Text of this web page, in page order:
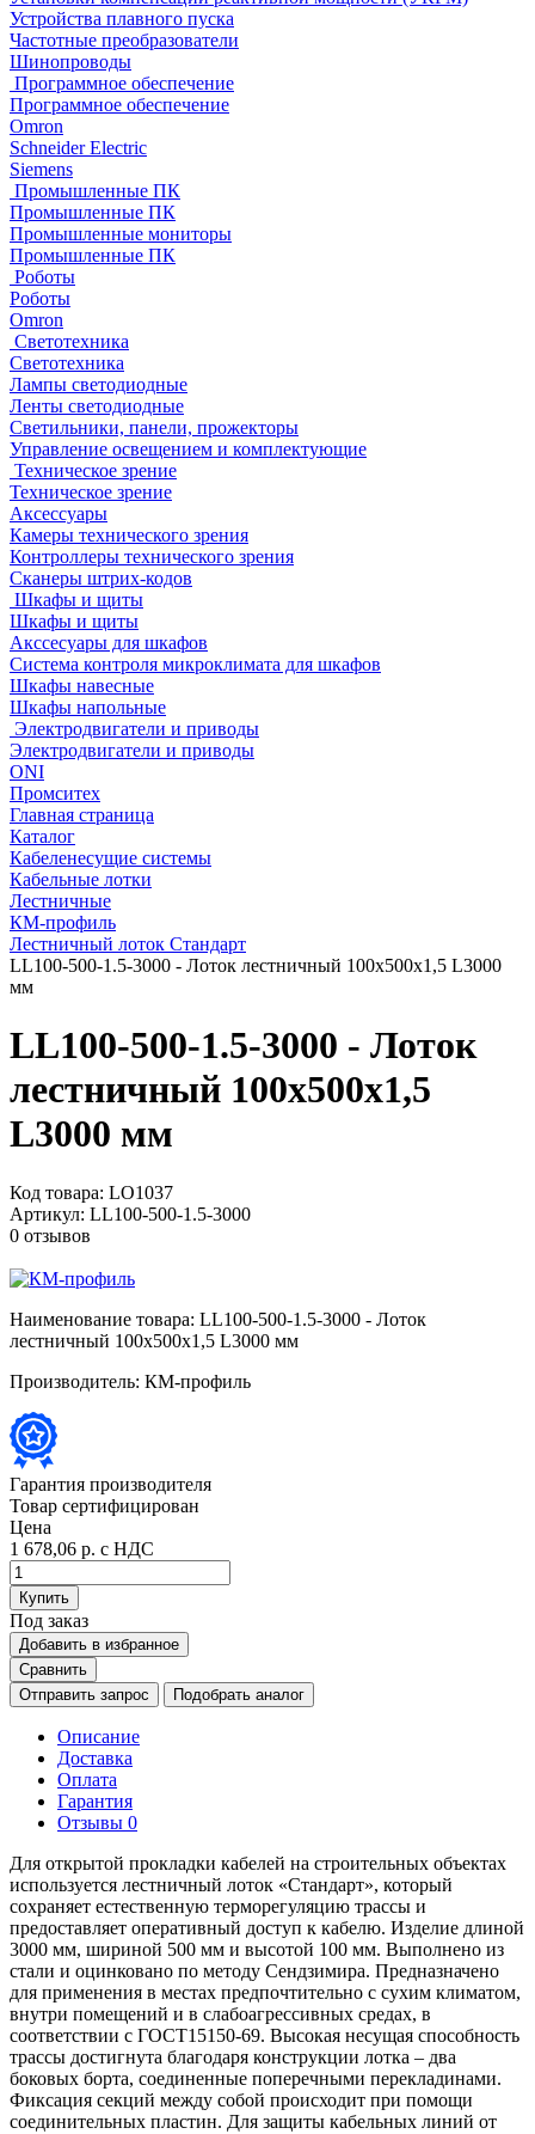
Устройства плавного пуска
Частотные преобразователи
Шинопроводы
Программное обеспечение
Программное обеспечение
Omron
Schneider Electric
Siemens
Промышленные ПК
Промышленные ПК
Промышленные мониторы
Промышленные ПК
Роботы
Роботы
Omron
Светотехника
Светотехника
Лампы светодиодные
Ленты светодиодные
Светильники, панели, прожекторы
Управление освещением и комплектующие
Техническое зрение
Техническое зрение
Аксессуары
Камеры технического зрения
Контроллеры технического зрения
Сканеры штрих-кодов
Шкафы и щиты
Шкафы и щиты
Акссесуары для шкафов
Система контроля микроклимата для шкафов
Шкафы навесные
Шкафы напольные
Электродвигатели и приводы
Электродвигатели и приводы
ONI
Промситех
Главная страница
Каталог
Кабеленесущие системы
Кабельные лотки
Лестничные
КМ-профиль
Лестничный лоток Стандарт
LL100-500-1.5-3000 - Лоток лестничный 100х500х1,5 L3000
мм
LL100-500-1.5-3000 - Лоток
лестничный 100х500х1,5
L3000 мм
Код товара: LO1037
Артикул: LL100-500-1.5-3000
0 отзывов
Наименование товара: LL100-500-1.5-3000 - Лоток
лестничный 100х500х1,5 L3000 мм
Производитель: КМ-профиль
Гарантия производителя
Товар сертифицирован
Цена
1 678,06 р. с НДС
Купить
Под заказ
Добавить в избранное
Сравнить
Отправить запрос
Подобрать аналог
Описание
Доставка
Оплата
Гарантия
Отзывы 0
Для открытой прокладки кабелей на строительных объектах
используется лестничный лоток «Стандарт», который
сохраняет естественную терморегуляцию трассы и
предоставляет оперативный доступ к кабелю. Изделие длиной
3000 мм, шириной 500 мм и высотой 100 мм. Выполнено из
стали и оцинковано по методу Сендзимира. Предназначено
для применения в местах предпочтительно с сухим климатом,
внутри помещений и в слабоагрессивных средах, в
соответствии с ГОСТ15150-69. Высокая несущая способность
трассы достигнута благодаря конструкции лотка – два
боковых борта, соединенные поперечными перекладинами.
Фиксация секций между собой происходит при помощи
соединительных пластин. Для защиты кабельных линий от